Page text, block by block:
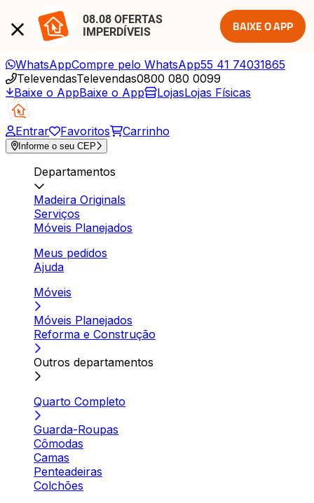
08.08 OFERTAS
IMPERDÍVEIS
BAIXE O APP
WhatsAppCompre pelo WhatsApp55 41 74031865
TelevendasTelevendas0800 080 0099
Baixe o AppBaixe o App LojasLojas Físicas
Entrar Favoritos Carrinho
Informe o seu CEP
Departamentos
Madeira Originals
Serviços
Móveis Planejados
Meus pedidos
Ajuda
Móveis
Móveis Planejados
Reforma e Construção
Outros departamentos
Quarto Completo
Guarda-Roupas
Cômodas
Camas
Penteadeiras
Colchões